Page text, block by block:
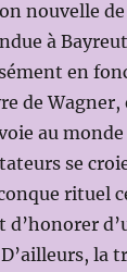
nouvelle
à
en
de
au
se
rituel
d’honorer
la